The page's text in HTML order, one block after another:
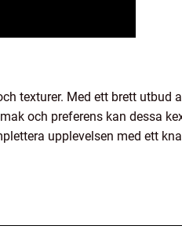
texturer. Med ett brett utbud
och preferens kan dessa
upplevelsen med ett